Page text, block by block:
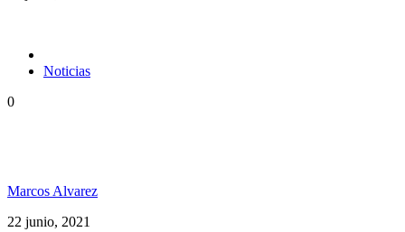
Noticias
0
Marcos Alvarez
22 junio, 2021